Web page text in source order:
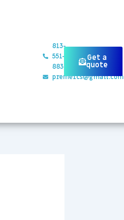
813-
551-
8834
preme1cs@gmail.com
Get a
quote